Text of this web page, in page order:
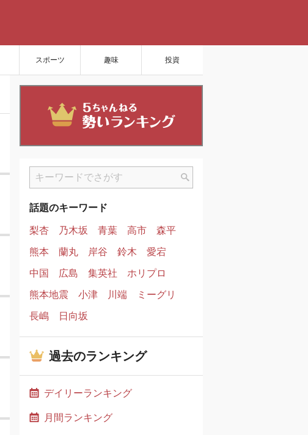
スポーツ 趣味 投資
話題のキーワード
梨杏
乃木坂 青葉 高市
森平
熊本
蘭丸 岸谷 鈴木
愛宕
中国
広島 集英社
ホリプロ
熊本地震
小津 川端
ミーグリ
長嶋
日向坂
過去のランキング
デイリーランキング
月間ランキング